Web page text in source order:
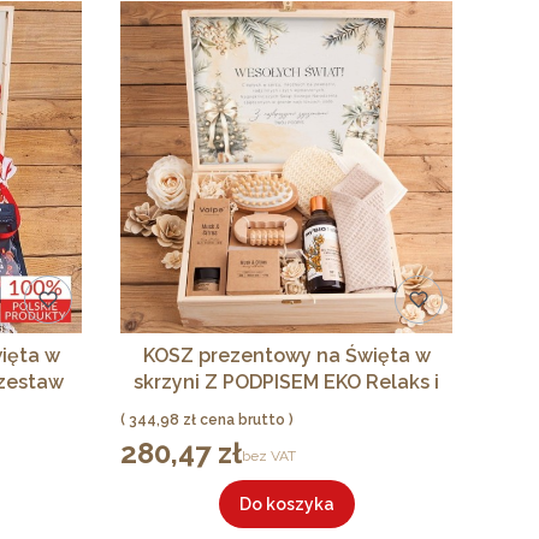
w
KOSZ prezentowy na Święta w
skrzyni Z PODPISEM EKO Relaks i
odprężenie
Cena
344,98 zł
Cena
280,47 złbez VAT
Do koszyka